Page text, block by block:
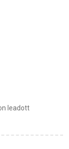
leadott